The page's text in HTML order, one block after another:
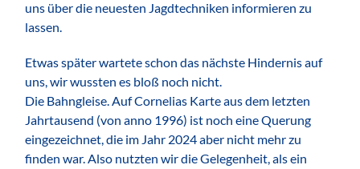
uns über die neuesten Jagdtechniken informieren zu
lassen.
Etwas später wartete schon das nächste Hindernis auf
uns, wir wussten es bloß noch nicht.
Die Bahngleise. Auf Cornelias Karte aus dem letzten
Jahrtausend (von anno 1996) ist noch eine Querung
eingezeichnet, die im Jahr 2024 aber nicht mehr zu
finden war. Also nutzten wir die Gelegenheit, als ein